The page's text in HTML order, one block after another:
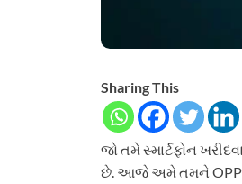
Sharing This
જો તમે સ્માર્ટફોન
છે. આજે અમે તમને OPPO